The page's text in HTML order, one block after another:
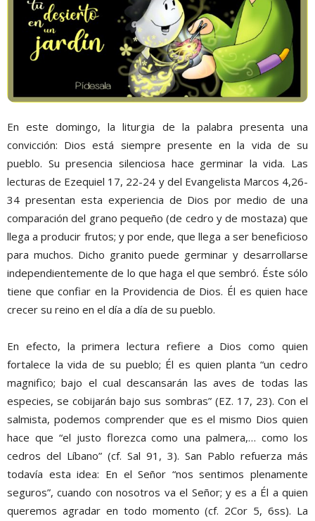
En este domingo, la liturgia de la palabra presenta una
convicción: Dios está siempre presente en la vida de su
pueblo. Su presencia silenciosa hace germinar la vida. Las
lecturas de Ezequiel 17, 22-24 y del Evangelista Marcos 4,26-
34 presentan esta experiencia de Dios por medio de una
comparación del grano pequeño (de cedro y de mostaza) que
llega a producir frutos; y por ende, que llega a ser beneficioso
para muchos. Dicho granito puede germinar y desarrollarse
independientemente de lo que haga el que sembró. Éste sólo
tiene que confiar en la Providencia de Dios. Él es quien hace
crecer su reino en el día a día de su pueblo.
En efecto, la primera lectura refiere a Dios como quien
fortalece la vida de su pueblo; Él es quien planta “un cedro
magnifico; bajo el cual descansarán las aves de todas las
especies, se cobijarán bajo sus sombras” (EZ. 17, 23). Con el
salmista, podemos comprender que es el mismo Dios quien
hace que “el justo florezca como una palmera,… como los
cedros del Líbano” (cf. Sal 91, 3). San Pablo refuerza más
todavía esta idea: En el Señor “nos sentimos plenamente
seguros”, cuando con nosotros va el Señor; y es a Él a quien
queremos agradar en todo momento (cf. 2Cor 5, 6ss). La